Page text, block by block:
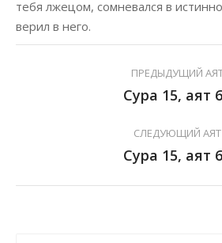
тебя лжецом, сомневался в
верил в него.
ПРЕДЫДУЩИЙ
Сура 15, аят
СЛЕДУЮЩИЙ АЯТ
Сура 15, аят